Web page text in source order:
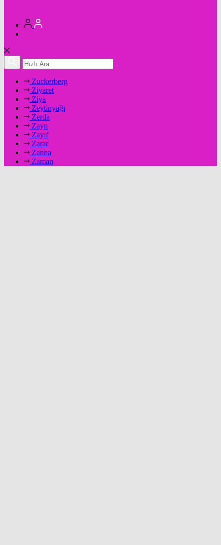
Zuckerberg
Ziyaret
Ziya
Zeytinyağı
Zerda
Zayn
Zayıf
Zarar
Zanna
Zaman